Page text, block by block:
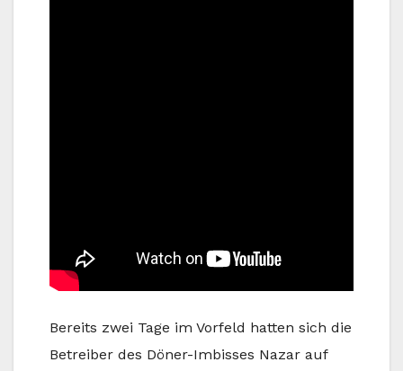
Bereits zwei Tage im Vorfeld hatten sich die
Betreiber des Döner-Imbisses Nazar auf